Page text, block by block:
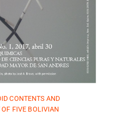
CONTENTS AND
FIVE BOLIVIAN